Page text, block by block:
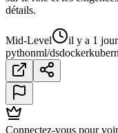
détails.
Mid-Level
il y a 1 jour
pythonml/dsdocker
Connectez-vous pour